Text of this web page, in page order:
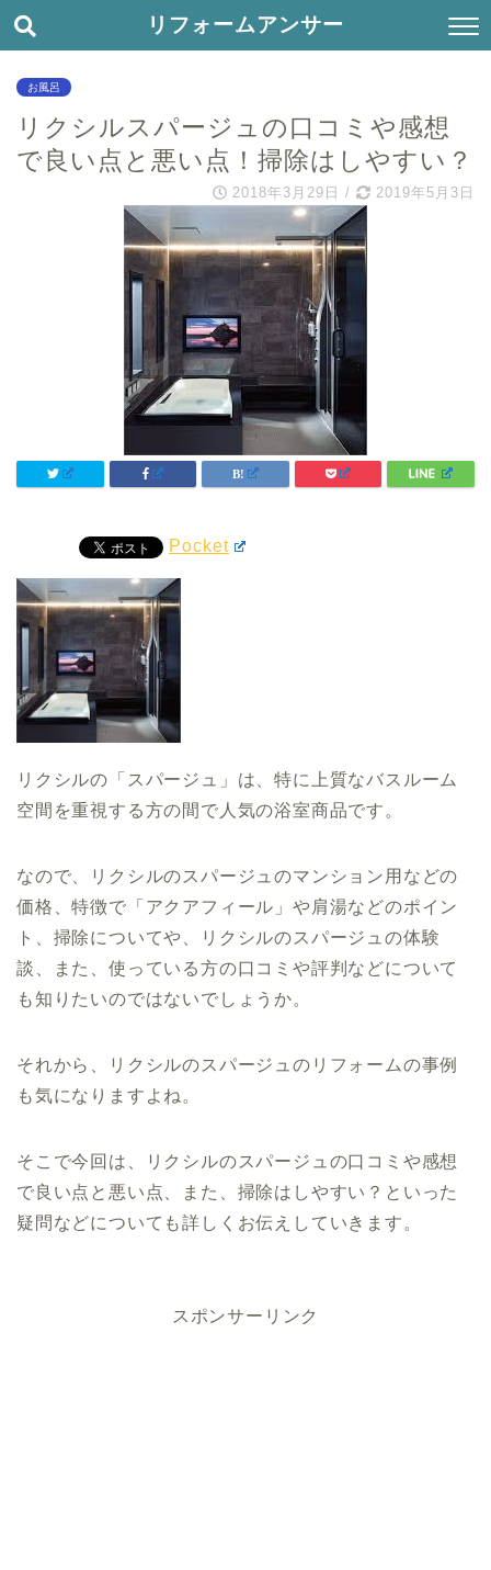
リフォームアンサー
お風呂
リクシルスパージュの口コミや感想
で良い点と悪い点！掃除はしやすい？
2018年3月29日 / 2019年5月3日
Pocket
リクシルの「スパージュ」は、特に上質なバスルーム
空間を重視する方の間で人気の浴室商品です。
なので、リクシルのスパージュのマンション用などの
価格、特徴で「アクアフィール」や肩湯などのポイン
ト、掃除についてや、リクシルのスパージュの体験
談、また、使っている方の口コミや評判などについて
も知りたいのではないでしょうか。
それから、リクシルのスパージュのリフォームの事例
も気になりますよね。
そこで今回は、リクシルのスパージュの口コミや感想
で良い点と悪い点、また、掃除はしやすい？といった
疑問などについても詳しくお伝えしていきます。
スポンサーリンク